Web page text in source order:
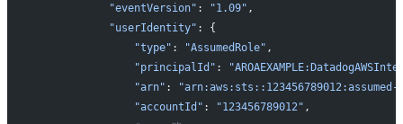
            "eventVersion"
: "1.09" ,
            "userIdentity"
: {
                "type"
: "AssumedRole" ,
                "principalId"
:
                "arn"
:
                "accountId"
: "123456789012" ,